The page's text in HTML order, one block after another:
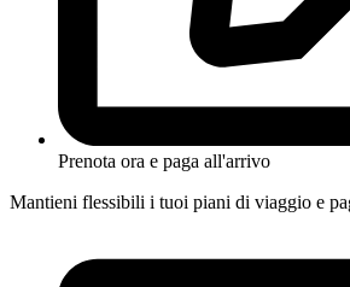
Prenota ora e paga all'arrivo
Mantieni flessibili i tuoi piani di viaggio e